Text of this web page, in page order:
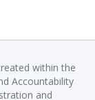
within the
Accountability
and